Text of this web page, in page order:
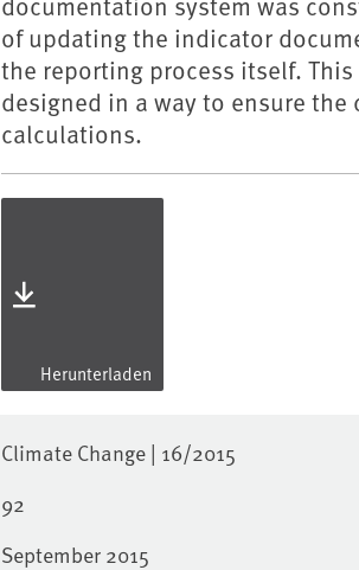
of updating the indicator
the reporting process itself.
designed in a way to ensure
calculations.
Herunterladen
Climate Change | 16/2015
92
September 2015